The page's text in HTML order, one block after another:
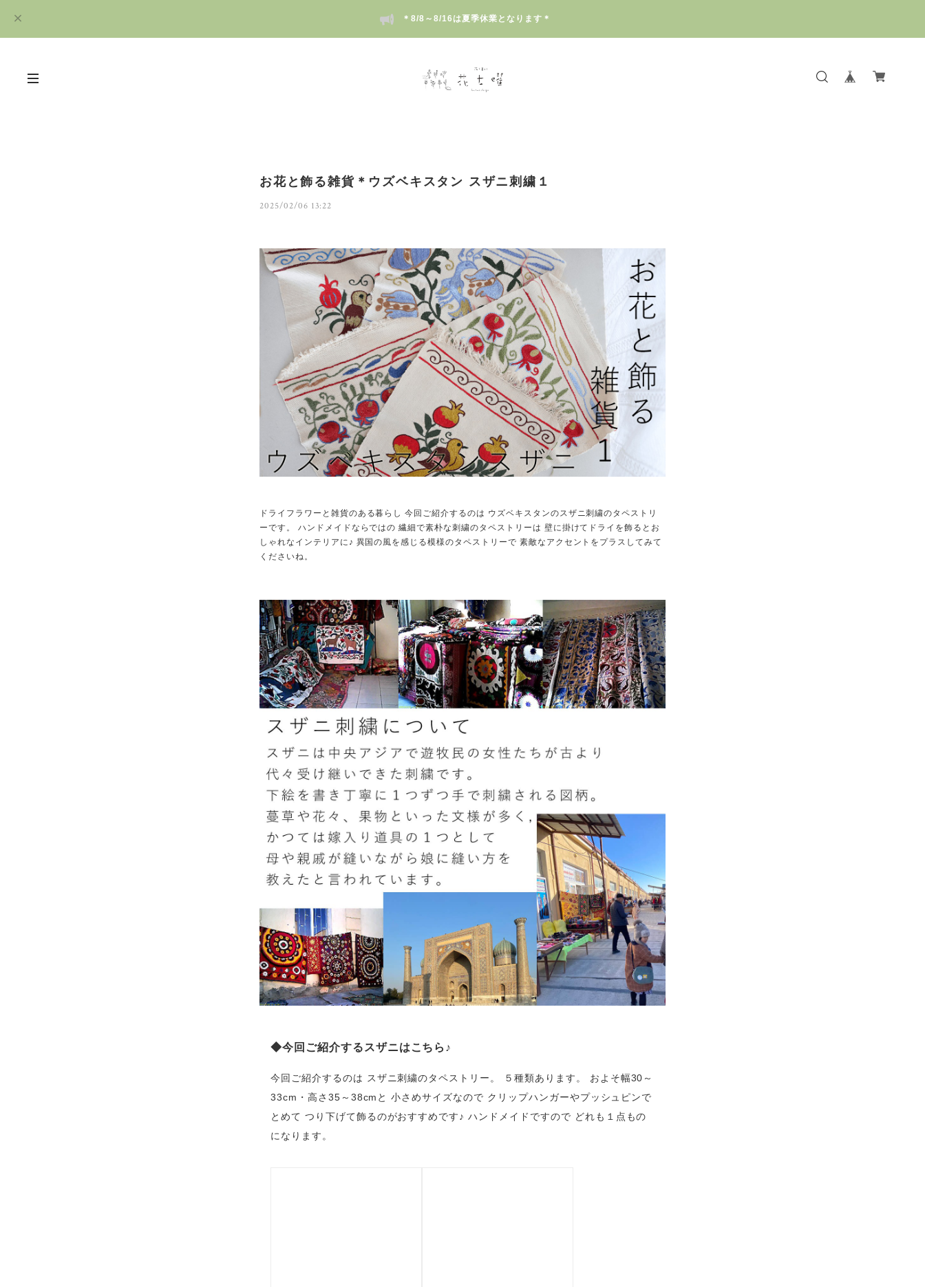
＊8/8～8/16は夏季休業となります＊
お花と飾る雑貨＊ウズベキスタン スザニ刺繍１
2025/02/06 13:22
ドライフラワーと雑貨のある暮らし 今回ご紹介するのは ウズベキスタンのスザニ刺繍のタペストリ
ーです。 ハンドメイドならではの 繊細で素朴な刺繍のタペストリーは 壁に掛けてドライを飾るとお
しゃれなインテリアに♪ 異国の風を感じる模様のタペストリーで 素敵なアクセントをプラスしてみて
くださいね。
◆今回ご紹介するスザニはこちら♪
今回ご紹介するのは スザニ刺繍のタペストリー。 ５種類あります。 およそ幅30～
33cm・高さ35～38cmと 小さめサイズなので クリップハンガーやプッシュピンで
とめて つり下げて飾るのがおすすめです♪ ハンドメイドですので どれも１点もの
になります。